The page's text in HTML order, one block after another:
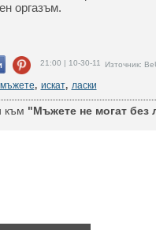
оргазъм.
21:00 | 10-30-11 Източник:
мъжете, искат, ласки
към "Мъжете не могат без